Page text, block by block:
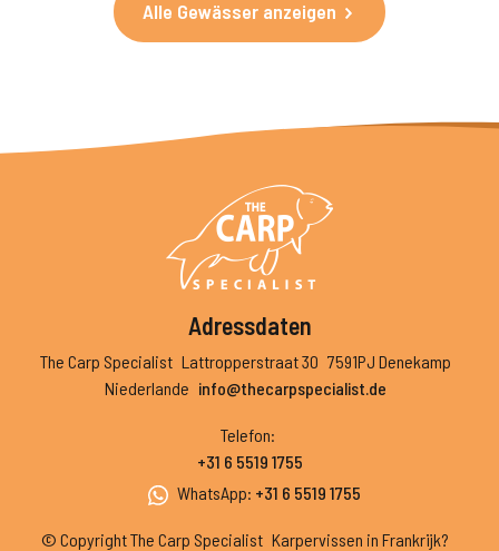
Alle Gewässer anzeigen
Adressdaten
The Carp Specialist Lattropperstraat 30 7591PJ Denekamp
Niederlande info@thecarpspecialist.de
Telefon:
+31 6 5519 1755
WhatsApp: +31 6 5519 1755
© Copyright The Carp Specialist Karpervissen in Frankrijk?